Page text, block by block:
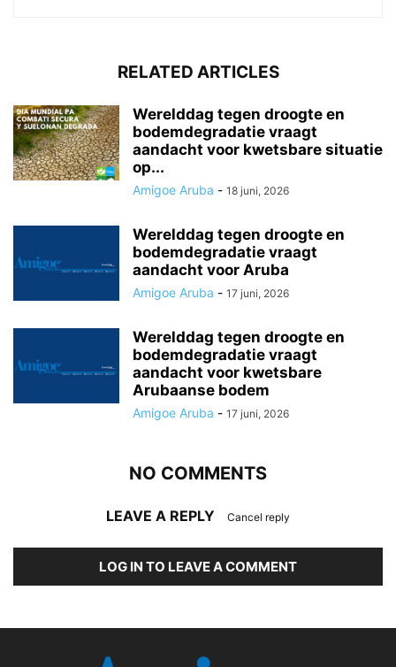
RELATED ARTICLES
Werelddag tegen droogte en
bodemdegradatie vraagt
aandacht voor kwetsbare situatie
op...
Amigoe Aruba - 18 juni, 2026
Werelddag tegen droogte en
bodemdegradatie vraagt
aandacht voor Aruba
Amigoe Aruba - 17 juni, 2026
Werelddag tegen droogte en
bodemdegradatie vraagt
aandacht voor kwetsbare
Arubaanse bodem
Amigoe Aruba - 17 juni, 2026
NO COMMENTS
LEAVE A REPLY Cancel reply
LOG IN TO LEAVE A COMMENT